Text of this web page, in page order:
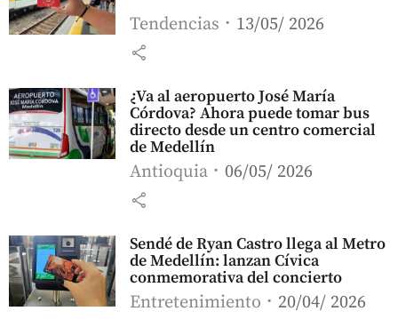
Tendencias 13/05/ 2026
share
¿Va al aeropuerto José María
Córdova? Ahora puede tomar bus
directo desde un centro comercial
de Medellín
Antioquia 06/05/ 2026
share
Sendé de Ryan Castro llega al Metro
de Medellín: lanzan Cívica
conmemorativa del concierto
Entretenimiento 20/04/ 2026